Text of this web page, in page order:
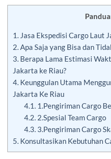
1. Jasa Ekspedisi Cargo Laut
2.Apa Saja yang Bisa dan
3. Berapa Lama Estimasi
Jakarta ke Riau?
4. Keunggulan Utama
Jakarta Ke Riau
4.1.1.Pengiriman Cargo
4.2.2.Spesial Team Cargo
4.3.3.Pengiriman Cargo
5. Konsultasikan Kebutuhan